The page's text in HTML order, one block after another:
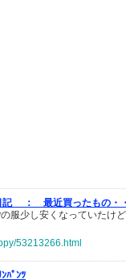
記 ：
最近買ったもの・
服少し安くなっていたけ
53213266.html
ﾊﾟﾝﾂ